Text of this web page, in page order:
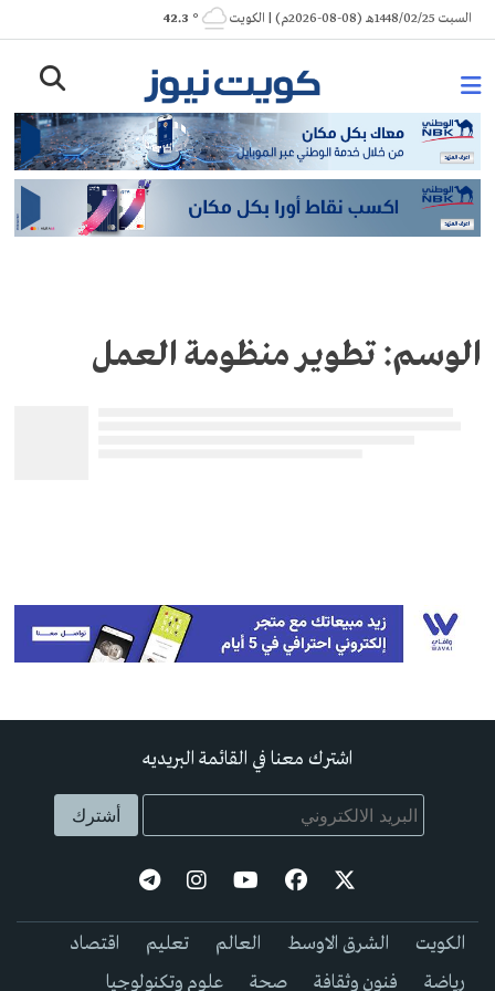
Skip
to
السبت 1448/02/25هـ (08-08-2026م) | الكويت ° 42.3
الوسم:تطوير منظومة العمل
اشترك معنا في القائمة البريديه
الكويت الشرق الاوسط العالم تعليم
اقتصاد
رياضة
فنون وثقافة صحة علوم وتكنولوجيا